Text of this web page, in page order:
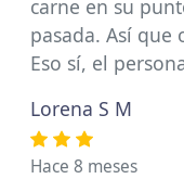
carne en su
pasada. Así que
Eso sí, el
Lorena S M
Hace 8 meses